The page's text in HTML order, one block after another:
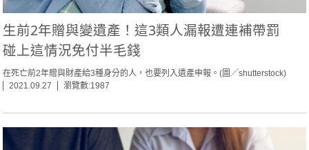
生前2年贈與變遺產！這3類人漏報遭連補帶罰
碰上這情況免付半毛錢
在死亡前2年贈與財產給3種身分的人，也要列入遺產申報。(圖／shutterstock)
2021.09.27
瀏覽數:1987